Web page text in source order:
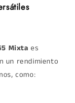
Mixta es
un rendimiento
como: